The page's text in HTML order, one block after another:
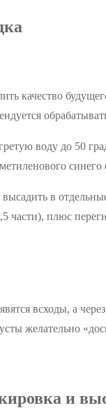
качество
воду до 50
высадить в
части), плюс
всходы, а
желательно
и